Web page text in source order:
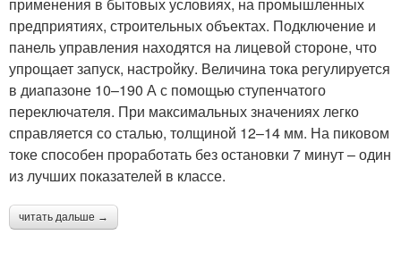
применения в бытовых условиях, на промышленных
предприятиях, строительных объектах. Подключение и
панель управления находятся на лицевой стороне, что
упрощает запуск, настройку. Величина тока регулируется
в диапазоне 10–190 А с помощью ступенчатого
переключателя. При максимальных значениях легко
справляется со сталью, толщиной 12–14 мм. На пиковом
токе способен проработать без остановки 7 минут – один
из лучших показателей в классе.
читать дальше →